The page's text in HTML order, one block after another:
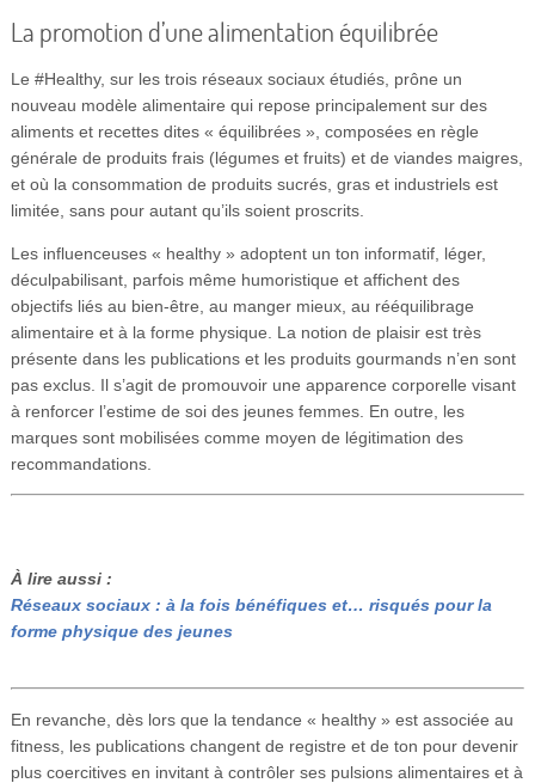
La promotion d’une alimentation équilibrée
Le #Healthy, sur les trois réseaux sociaux étudiés, prône un
nouveau modèle alimentaire qui repose principalement sur des
aliments et recettes dites « équilibrées », composées en règle
générale de produits frais (légumes et fruits) et de viandes maigres,
et où la consommation de produits sucrés, gras et industriels est
limitée, sans pour autant qu’ils soient proscrits.
Les influenceuses « healthy » adoptent un ton informatif, léger,
déculpabilisant, parfois même humoristique et affichent des
objectifs liés au bien-être, au manger mieux, au rééquilibrage
alimentaire et à la forme physique. La notion de plaisir est très
présente dans les publications et les produits gourmands n’en sont
pas exclus. Il s’agit de promouvoir une apparence corporelle visant
à renforcer l’estime de soi des jeunes femmes. En outre, les
marques sont mobilisées comme moyen de légitimation des
recommandations.
À lire aussi :
Réseaux sociaux : à la fois bénéfiques et… risqués pour la
forme physique des jeunes
En revanche, dès lors que la tendance « healthy » est associée au
fitness, les publications changent de registre et de ton pour devenir
plus coercitives en invitant à contrôler ses pulsions alimentaires et à